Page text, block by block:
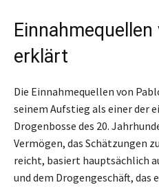
erklärt
Die Einnahmequellen von
seinem Aufstieg als einer der
Drogenbosse des 20.
Vermögen, das Schätzungen
reicht, basiert hauptsächlich
und dem Drogengeschäft, das